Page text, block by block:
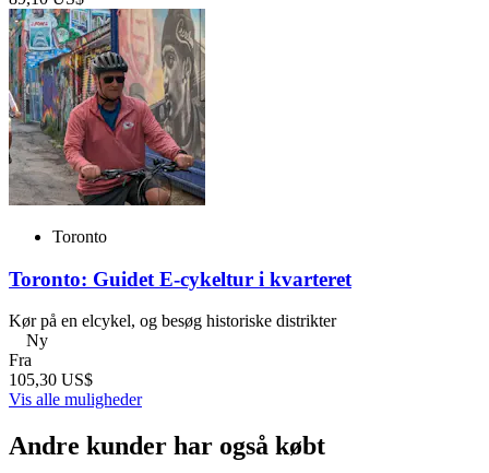
Toronto
Toronto: Guidet E-cykeltur i kvarteret
Kør på en elcykel, og besøg historiske distrikter
Ny
Fra
105,30 US$
Vis alle muligheder
Andre kunder har også købt